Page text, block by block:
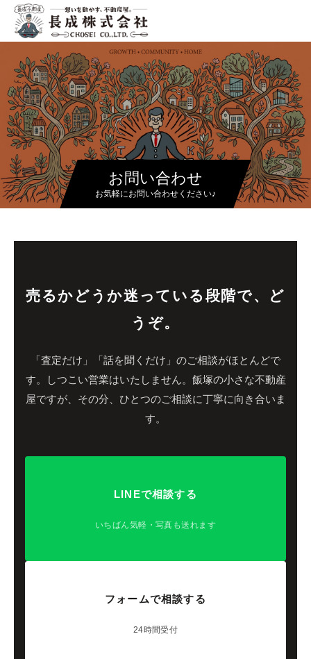
お問い合わせ
お気軽にお問い合わせください♪
売るかどうか迷っている段階で、ど
うぞ。
「査定だけ」「話を聞くだけ」のご相談がほとんどで
す。しつこい営業はいたしません。 飯塚の小さな不動産
屋ですが、その分、ひとつのご相談に丁寧に向き合いま
す。
LINEで相談する
いちばん気軽・写真も送れます
フォームで相談する
24時間受付